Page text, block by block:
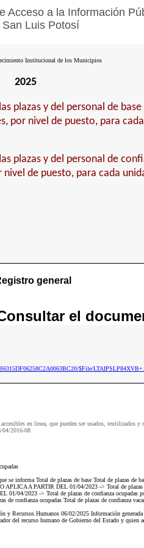
Acceso a la Información
Luis Potosí
Institucional de los Municipios
2025
plazas y del personal de
por nivel de puesto, para
plazas y del personal de
nivel de puesto, para cada
general
el
$File/
en linea, que pueden ser usados, reutilizados
2016-08
se informa Total de plazas de base Total de plazas de
A PARTIR DEL 01/04/2023 -> Total de plazas
01/04/2023 -> Total de plazas de confianza
confianza ocupadas Total de plazas de confianza
Recursos Humanos 06/02/2025 Información
del recurso humano de Gobierno del Estado y quien